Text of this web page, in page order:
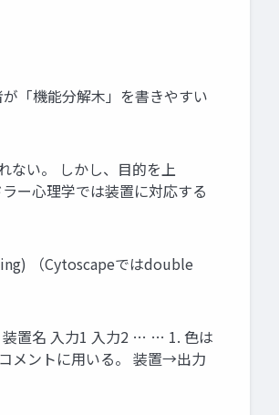
「機能分解木」を書きやすい
ない。 しかし、目的を上
ー心理学では装置に対応する
（Cytoscapeではdouble
装置名 入力1 入力2 … … 1. 色は
メントに用いる。 装置→出力